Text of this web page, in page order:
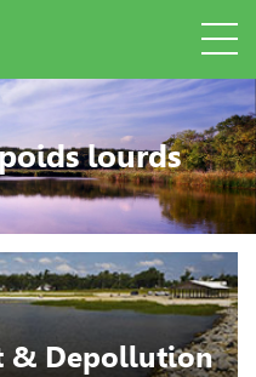
lourds
& Depollution